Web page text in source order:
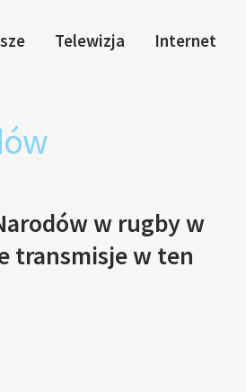
Telewizja Internet
w rugby w
transmisje w ten